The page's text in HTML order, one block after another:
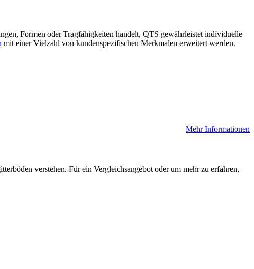
Formen oder Tragfähigkeiten handelt, QTS gewährleistet individuelle
mit einer Vielzahl von kundenspezifischen Merkmalen erweitert werden.
Mehr Informationen
verstehen. Für ein Vergleichsangebot oder um mehr zu erfahren,